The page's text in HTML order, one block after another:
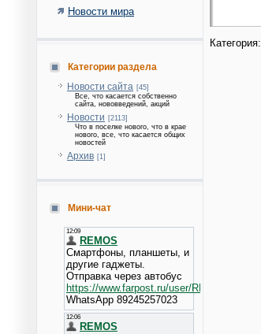
Новости мира
Категории раздела
Новости сайта [45]
Все, что касается собственно
сайта, нововведений, акций
Новости [2113]
Что в поселке нового, что в крае
нового, все, что касается общих
новостей
Архив [1]
Мини-чат
Категория: